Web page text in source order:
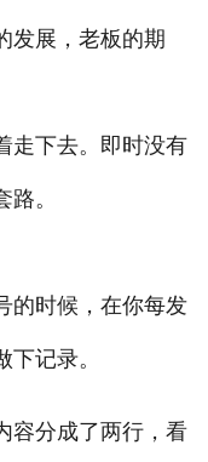
发展，老板的期
走下去。即时没有
。
的时候，在你每发
记录。
容分成了两行，看